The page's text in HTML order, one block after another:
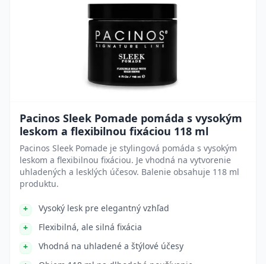
Pacinos Sleek Pomade pomáda s vysokým
leskom a flexibilnou fixáciou 118 ml
Pacinos Sleek Pomade je stylingová pomáda s vysokým
leskom a flexibilnou fixáciou. Je vhodná na vytvorenie
uhladených a lesklých účesov. Balenie obsahuje 118 ml
produktu.
Vysoký lesk pre elegantný vzhľad
Flexibilná, ale silná fixácia
Vhodná na uhladené a štýlové účesy